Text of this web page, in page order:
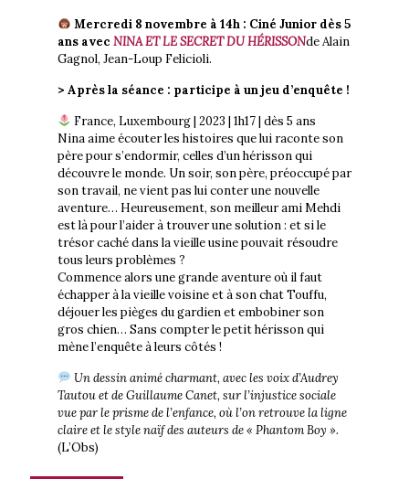
Mercredi 8 novembre à 14h : Ciné Junior dès 5
ans avec NINA ET LE SECRET DU HÉRISSONde Alain
Gagnol, Jean-Loup Felicioli.
> Après la séance : participe à un jeu d’enquête !
France, Luxembourg | 2023 | 1h17 | dès 5 ans
Nina aime écouter les histoires que lui raconte son
père pour s’endormir, celles d’un hérisson qui
découvre le monde. Un soir, son père, préoccupé par
son travail, ne vient pas lui conter une nouvelle
aventure… Heureusement, son meilleur ami Mehdi
est là pour l’aider à trouver une solution : et si le
trésor caché dans la vieille usine pouvait résoudre
tous leurs problèmes ?
Commence alors une grande aventure où il faut
échapper à la vieille voisine et à son chat Touffu,
déjouer les pièges du gardien et embobiner son
gros chien… Sans compter le petit hérisson qui
mène l’enquête à leurs côtés !
Un dessin animé charmant, avec les voix d’Audrey
Tautou et de Guillaume Canet, sur l’injustice sociale
vue par le prisme de l’enfance, où l’on retrouve la ligne
claire et le style naïf des auteurs de « Phantom Boy ».
(L’Obs)